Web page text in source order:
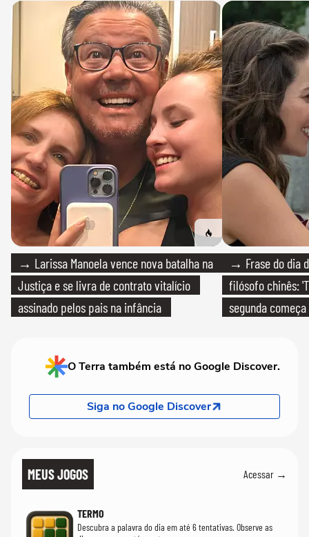
→ Larissa Manoela vence nova batalha na
Justiça e se livra de contrato vitalício
assinado pelos pais na infância
→ Frase do dia
filósofo chinês:
segunda
O Terra também está no Google Discover.
Siga no Google Discover
MEUS JOGOS Acessar →
TERMO
Descubra a palavra do dia em até 6 tentativas. Observe as